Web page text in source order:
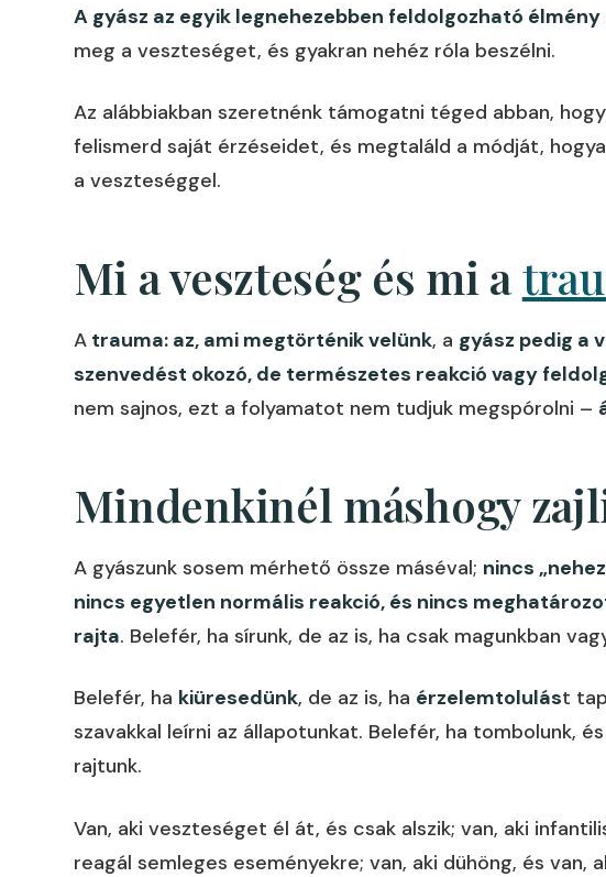
A gyász az egyik legnehezebben feldolgozható élmény
meg a veszteséget, és gyakran nehéz róla beszélni.
Az alábbiakban szeretnénk támogatni téged abban,
felismerd saját érzéseidet, és megtaláld a módját,
a veszteséggel.
Mi a veszteség és mi a
Atrauma: az, ami megtörténik velünk, a gyász pedig a
szenvedést okozó, de természetes reakció vagy
nem sajnos, ezt a folyamatot nem tudjuk megspórolni –
Mindenkinél máshogy
A gyászunk sosem mérhető össze máséval; nincs
nincs egyetlen normális reakció, és nincs
rajta. Belefér, ha sírunk, de az is, ha csak magunkban
Belefér, ha kiüresedünk, de az is, ha érzelemtolulást
szavakkal leírni az állapotunkat. Belefér, ha tombolunk,
rajtunk.
Van, aki veszteséget él át, és csak alszik; van, aki
reagál semleges eseményekre; van, aki dühöng, és van,